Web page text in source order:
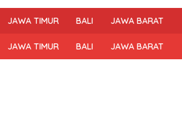
JAWA TIMUR BALI JAWA BARAT
JAWA TIMUR BALI JAWA BARAT